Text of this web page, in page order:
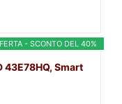
- SCONTO DEL 40%
43E78HQ, Smart